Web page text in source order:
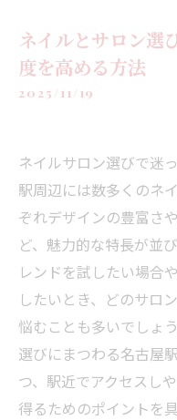
ネイルとサロン選
度を高める方法
2025/11/19
ネイルサロン選びで迷
駅周辺には数多くのネ
ぞれデザインの豊富さ
ど、魅力的な特長が並
レンドを試したい場合
したいとき、どのサロ
悩むことも多いでしょ
選びにまつわる名古屋
つ、駅近でアクセスし
得るためのポイントを